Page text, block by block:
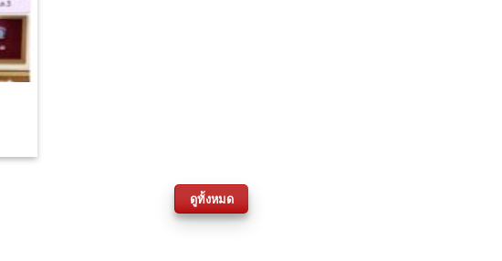
ดูทั้งหมด